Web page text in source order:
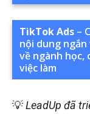
TikTok Ads –
nội dung ngắn
về ngành học,
việc làm
💡LeadUp đã